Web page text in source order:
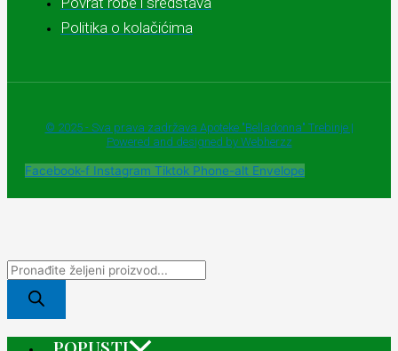
Politika o kolačićima
© 2025 - Sva prava zadržava Apoteke "Belladonna" Trebinje |
Powered and designed by Webherzz
Facebook-f Instagram Tiktok Phone-alt Envelope